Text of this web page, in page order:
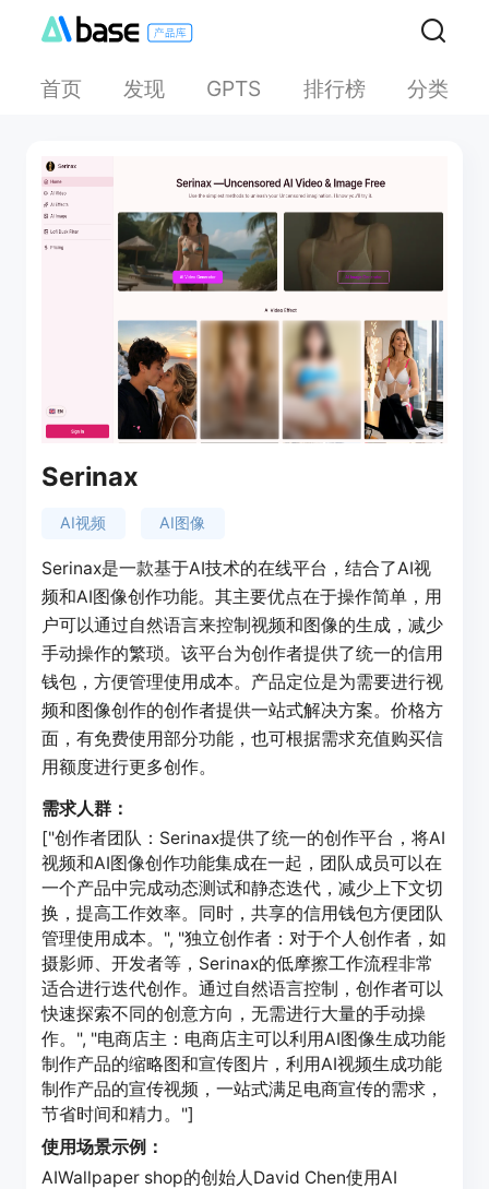
首页 发现 GPTS 排行榜 分类
Serinax
AI视频 AI图像
Serinax是一款基于AI技术的在线平台，结合了AI视
频和AI图像创作功能。其主要优点在于操作简单，用
户可以通过自然语言来控制视频和图像的生成，减少
手动操作的繁琐。该平台为创作者提供了统一的信用
钱包，方便管理使用成本。产品定位是为需要进行视
频和图像创作的创作者提供一站式解决方案。价格方
面，有免费使用部分功能，也可根据需求充值购买信
用额度进行更多创作。
需求人群：
["创作者团队：Serinax提供了统一的创作平台，将AI
视频和AI图像创作功能集成在一起，团队成员可以在
一个产品中完成动态测试和静态迭代，减少上下文切
换，提高工作效率。同时，共享的信用钱包方便团队
管理使用成本。", "独立创作者：对于个人创作者，如
摄影师、开发者等，Serinax的低摩擦工作流程非常
适合进行迭代创作。通过自然语言控制，创作者可以
快速探索不同的创意方向，无需进行大量的手动操
作。", "电商店主：电商店主可以利用AI图像生成功能
制作产品的缩略图和宣传图片，利用AI视频生成功能
制作产品的宣传视频，一站式满足电商宣传的需求，
节省时间和精力。"]
使用场景示例：
AIWallpaper shop的创始人David Chen使用AI